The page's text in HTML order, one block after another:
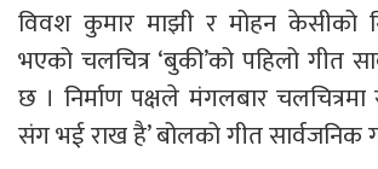
विवश कुमार माझी र मोहन केसीको
भएको चलचित्र ‘बुकी’को पहिलो गीत
छ । निर्माण पक्षले मंगलबार
संग भई राख है’ बोलको गीत सार्वजनिक